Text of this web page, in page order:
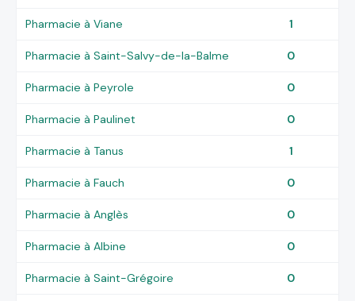
Pharmacie à Viane 1
Pharmacie à Saint-Salvy-de-la-Balme 0
Pharmacie à Peyrole 0
Pharmacie à Paulinet 0
Pharmacie à Tanus 1
Pharmacie à Fauch 0
Pharmacie à Anglès 0
Pharmacie à Albine 0
Pharmacie à Saint-Grégoire 0